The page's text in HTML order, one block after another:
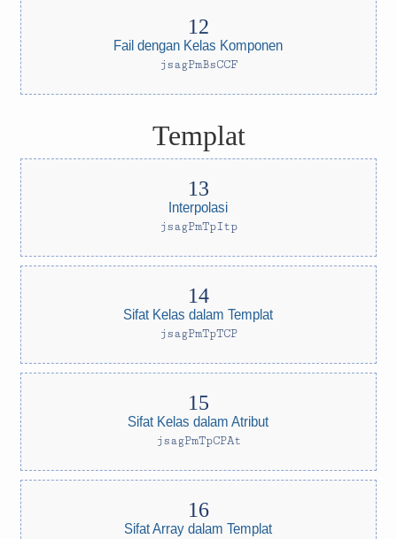
Fail dengan Kelas Komponen
jsagPmBsCCF
Templat
Interpolasi
jsagPmTpItp
Sifat Kelas dalam Templat
jsagPmTpTCP
Sifat Kelas dalam Atribut
jsagPmTpCPAt
Sifat Array dalam Templat